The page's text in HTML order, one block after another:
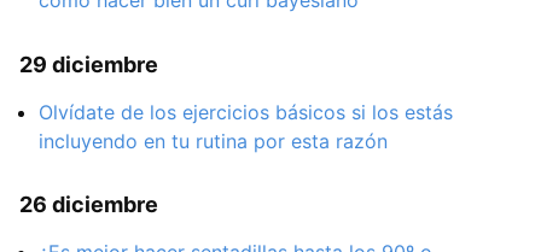
29 diciembre
Olvídate de los ejercicios básicos si los estás
incluyendo en tu rutina por esta razón
26 diciembre